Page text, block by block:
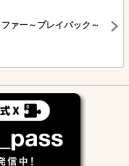
ァー～プレイバック～